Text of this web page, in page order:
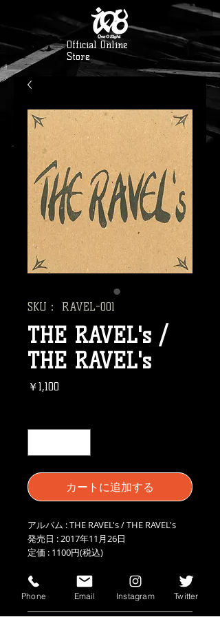
Official Online
Store
SKU： RAVEL-001
THE RAVEL's /
THE RAVEL's
￥1,100
カートに追加する
アルバム : THE RAVEL's / THE RAVEL's
発売日 : 2017年11月26日
定価 : 1100円(税込)
information
Phone Email Instagram Twitter